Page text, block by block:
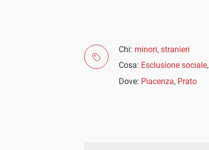
Chi: minori, stranieri
Cosa: Esclusione sociale,
Dove: Piacenza, Prato